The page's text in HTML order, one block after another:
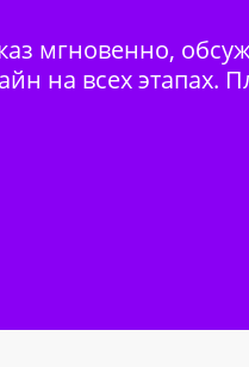
мгновенно,
на всех этапах.